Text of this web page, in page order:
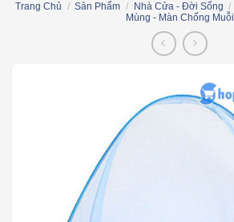
Trang Chủ / Sản Phẩm / Nhà Cửa - Đời Sống /
Mùng - Màn Chống Muỗi